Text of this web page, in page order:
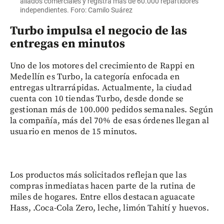
independientes. Foro: Camilo Suárez
Turbo impulsa el negocio de las
entregas en minutos
Uno de los motores del crecimiento de Rappi en
Medellín es Turbo, la categoría enfocada en
entregas ultrarrápidas. Actualmente, la ciudad
cuenta con 10 tiendas Turbo, desde donde se
gestionan más de 100.000 pedidos semanales. Según
la compañía, más del 70% de esas órdenes llegan al
usuario en menos de 15 minutos.
Los productos más solicitados reflejan que las
compras inmediatas hacen parte de la rutina de
miles de hogares. Entre ellos destacan aguacate
Hass, .Coca-Cola Zero, leche, limón Tahití y huevos.